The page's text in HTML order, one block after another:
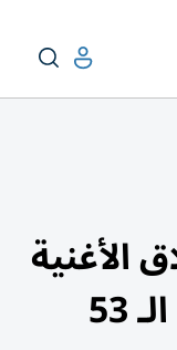
الأغنية